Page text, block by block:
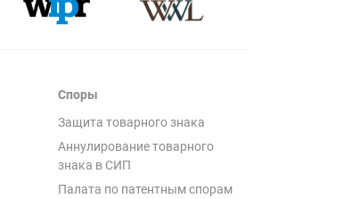
Споры
Защита товарного знака
Аннулирование товарного
знака в СИП
Палата по патентным спорам